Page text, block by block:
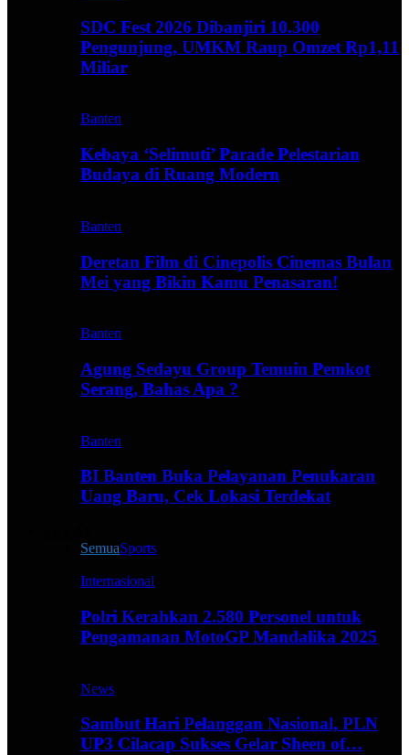
SDC Fest 2026 Dibanjiri 10.300
Pengunjung, UMKM Raup Omzet Rp1,11
Miliar
Banten
Kebaya ‘Selimuti’ Parade Pelestarian
Budaya di Ruang Modern
Banten
Deretan Film di Cinepolis Cinemas Bulan
Mei yang Bikin Kamu Penasaran!
Banten
Agung Sedayu Group Temuin Pemkot
Serang, Bahas Apa ?
Banten
BI Banten Buka Pelayanan Penukaran
Uang Baru, Cek Lokasi Terdekat
SemuaSports
Internasional
Polri Kerahkan 2.580 Personel untuk
Pengamanan MotoGP Mandalika 2025
News
Sambut Hari Pelanggan Nasional, PLN
UP3 Cilacap Sukses Gelar Sheen of…